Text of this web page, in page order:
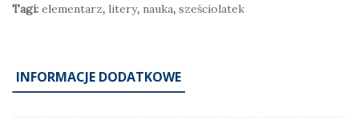
Tagi: elementarz, litery, nauka, sześciolatek
INFORMACJE DODATKOWE